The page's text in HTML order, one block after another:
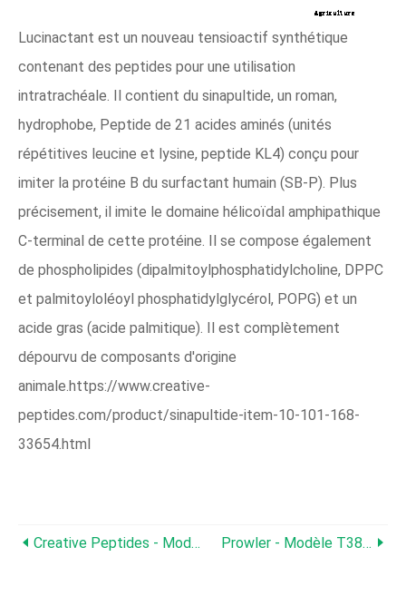
Lucinactant est un nouveau tensioactif synthétique
contenant des peptides pour une utilisation
intratrachéale. Il contient du sinapultide, un roman,
hydrophobe, Peptide de 21 acides aminés (unités
répétitives leucine et lysine, peptide KL4) conçu pour
imiter la protéine B du surfactant humain (SB-P). Plus
précisement, il imite le domaine hélicoïdal amphipathique
C-terminal de cette protéine. Il se compose également
de phospholipides (dipalmitoylphosphatidylcholine, DPPC
et palmitoyloléoyl phosphatidylglycérol, POPG) et un
acide gras (acide palmitique). Il est complètement
dépourvu de composants d'origine
animale.https://www.creative-
peptides.com/product/sinapultide-item-10-101-168-
33654.html
Creative Peptides - Modèle 50-57-7 - Lysipressine Prowler - Modèle T380 - 4 Roues Directrices